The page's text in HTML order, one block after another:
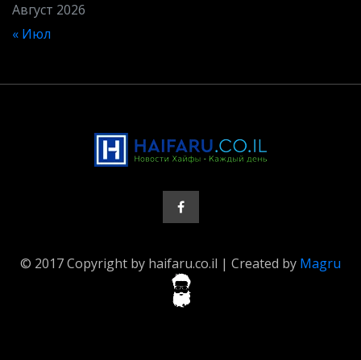
Август 2026
« Июл
© 2017 Copyright by haifaru.co.il | Created by Magru